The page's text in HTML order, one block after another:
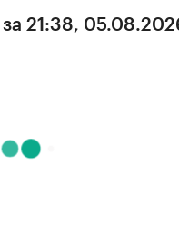
21:38,